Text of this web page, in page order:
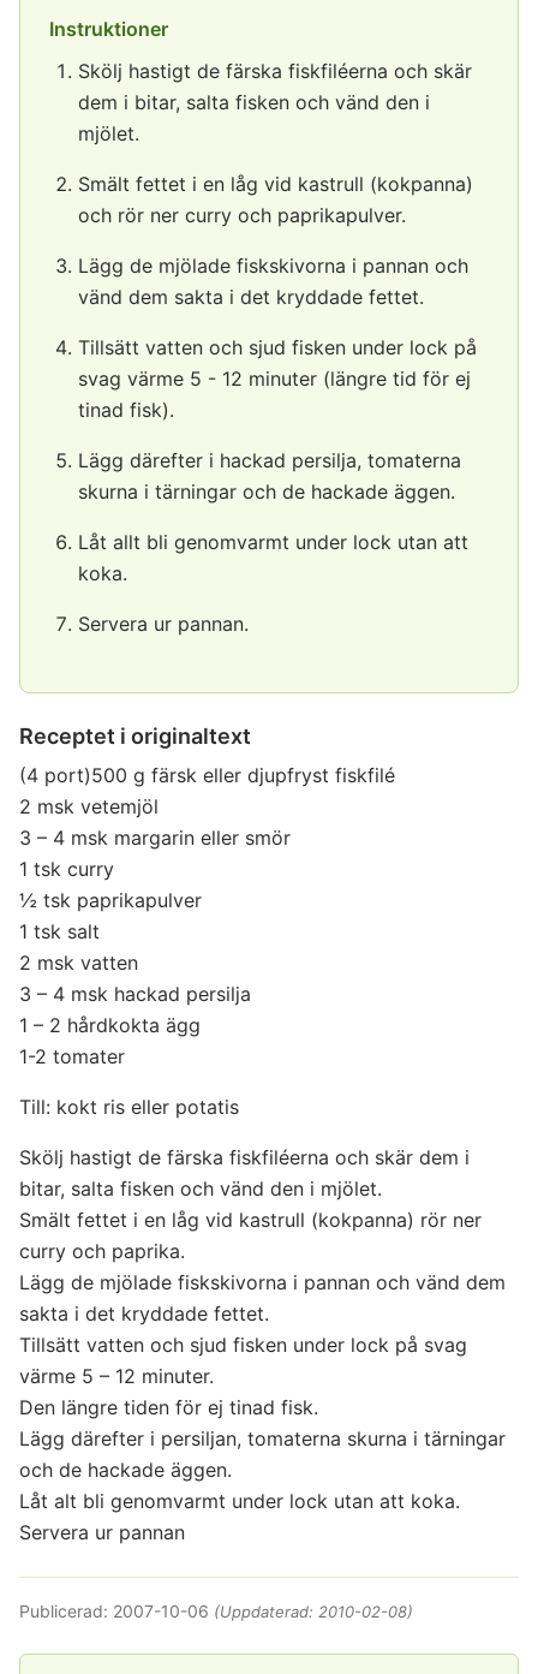
Instruktioner
Skölj hastigt de färska fiskfiléerna och skär
dem i bitar, salta fisken och vänd den i
mjölet.
Smält fettet i en låg vid kastrull (kokpanna)
och rör ner curry och paprikapulver.
Lägg de mjölade fiskskivorna i pannan och
vänd dem sakta i det kryddade fettet.
Tillsätt vatten och sjud fisken under lock på
svag värme 5 - 12 minuter (längre tid för ej
tinad fisk).
Lägg därefter i hackad persilja, tomaterna
skurna i tärningar och de hackade äggen.
Låt allt bli genomvarmt under lock utan att
koka.
Servera ur pannan.
Receptet i originaltext
(4 port)500 g färsk eller djupfryst fiskfilé
2 msk vetemjöl
3 – 4 msk margarin eller smör
1 tsk curry
½ tsk paprikapulver
1 tsk salt
2 msk vatten
3 – 4 msk hackad persilja
1 – 2 hårdkokta ägg
1-2 tomater
Till: kokt ris eller potatis
Skölj hastigt de färska fiskfiléerna och skär dem i
bitar, salta fisken och vänd den i mjölet.
Smält fettet i en låg vid kastrull (kokpanna) rör ner
curry och paprika.
Lägg de mjölade fiskskivorna i pannan och vänd dem
sakta i det kryddade fettet.
Tillsätt vatten och sjud fisken under lock på svag
värme 5 – 12 minuter.
Den längre tiden för ej tinad fisk.
Lägg därefter i persiljan, tomaterna skurna i tärningar
och de hackade äggen.
Låt alt bli genomvarmt under lock utan att koka.
Servera ur pannan
Publicerad: 2007-10-06 (Uppdaterad: 2010-02-08)